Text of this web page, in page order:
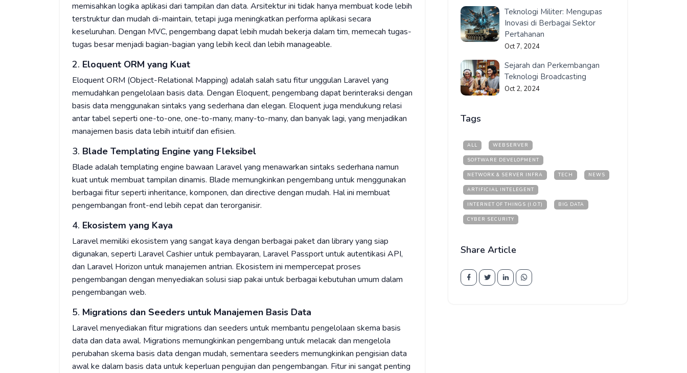
memisahkan logika aplikasi dari tampilan dan data. Arsitektur ini tidak hanya membuat kode lebih
terstruktur dan mudah di-maintain, tetapi juga meningkatkan performa aplikasi secara
keseluruhan. Dengan MVC, pengembang dapat lebih mudah bekerja dalam tim, memecah tugas-
tugas besar menjadi bagian-bagian yang lebih kecil dan lebih manageable.
2. Eloquent ORM yang Kuat
Eloquent ORM (Object-Relational Mapping) adalah salah satu fitur unggulan Laravel yang
memudahkan pengelolaan basis data. Dengan Eloquent, pengembang dapat berinteraksi dengan
basis data menggunakan sintaks yang sederhana dan elegan. Eloquent juga mendukung relasi
antar tabel seperti one-to-one, one-to-many, many-to-many, dan banyak lagi, yang menjadikan
manajemen basis data lebih intuitif dan efisien.
3. Blade Templating Engine yang Fleksibel
Blade adalah templating engine bawaan Laravel yang menawarkan sintaks sederhana namun
kuat untuk membuat tampilan dinamis. Blade memungkinkan pengembang untuk menggunakan
berbagai fitur seperti inheritance, komponen, dan directive dengan mudah. Hal ini membuat
pengembangan front-end lebih cepat dan terorganisir.
4. Ekosistem yang Kaya
Laravel memiliki ekosistem yang sangat kaya dengan berbagai paket dan library yang siap
digunakan, seperti Laravel Cashier untuk pembayaran, Laravel Passport untuk autentikasi API,
dan Laravel Horizon untuk manajemen antrian. Ekosistem ini mempercepat proses
pengembangan dengan menyediakan solusi siap pakai untuk berbagai kebutuhan umum dalam
pengembangan web.
5. Migrations dan Seeders untuk Manajemen Basis Data
Laravel menyediakan fitur migrations dan seeders untuk membantu pengelolaan skema basis
data dan data awal. Migrations memungkinkan pengembang untuk melacak dan mengelola
perubahan skema basis data dengan mudah, sementara seeders memungkinkan pengisian data
awal ke dalam basis data untuk keperluan pengujian dan pengembangan. Fitur ini sangat penting
Teknologi Militer: Mengupas
Inovasi di Berbagai Sektor
Pertahanan
Oct 7, 2024
Sejarah dan Perkembangan
Teknologi Broadcasting
Oct 2, 2024
Tags
ALL WEBSERVER
SOFTWARE DEVELOPMENT
NETWORK & SERVER INFRA TECH NEWS
ARTIFICIAL INTELEGENT
INTERNET OF THINGS (I.O.T) BIG DATA
CYBER SECURITY
Share Article